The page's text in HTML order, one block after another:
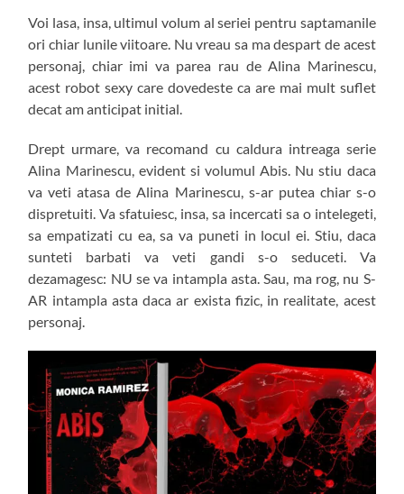
Voi lasa, insa, ultimul volum al seriei pentru saptamanile
ori chiar lunile viitoare. Nu vreau sa ma despart de acest
personaj, chiar imi va parea rau de Alina Marinescu,
acest robot sexy care dovedeste ca are mai mult suflet
decat am anticipat initial.
Drept urmare, va recomand cu caldura intreaga serie
Alina Marinescu, evident si volumul Abis. Nu stiu daca
va veti atasa de Alina Marinescu, s-ar putea chiar s-o
dispretuiti. Va sfatuiesc, insa, sa incercati sa o intelegeti,
sa empatizati cu ea, sa va puneti in locul ei. Stiu, daca
sunteti barbati va veti gandi s-o seduceti. Va
dezamagesc: NU se va intampla asta. Sau, ma rog, nu S-
AR intampla asta daca ar exista fizic, in realitate, acest
personaj.